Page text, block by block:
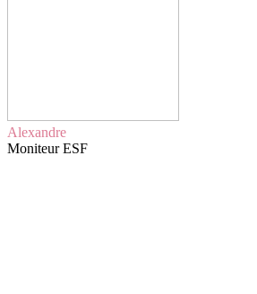
Alexandre
Moniteur ESF